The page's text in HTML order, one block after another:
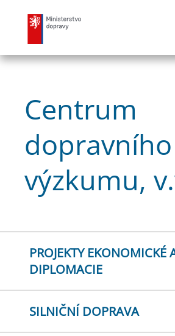
Ministerstvo
Centrum
dopravního
výzkumu,
PROJEKTY EKONOMICKÉ
DIPLOMACIE
SILNIČNÍ DOPRAVA